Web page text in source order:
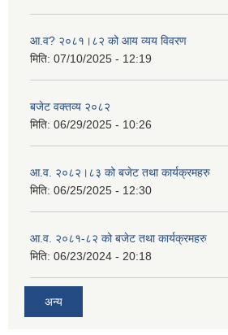
आ.व? २०८१।८२ को आय व्यय विवरण
मिति: 07/10/2025 - 12:19
बजेट वक्तव्य २०८२
मिति: 06/29/2025 - 10:26
आ.व. २०८२।८३ को बजेट तथा कार्यक्रमहरु
मिति: 06/25/2025 - 12:30
आ.व. २०८१-८२ को बजेट तथा कार्यक्रमहरु
मिति: 06/23/2024 - 20:18
अन्य